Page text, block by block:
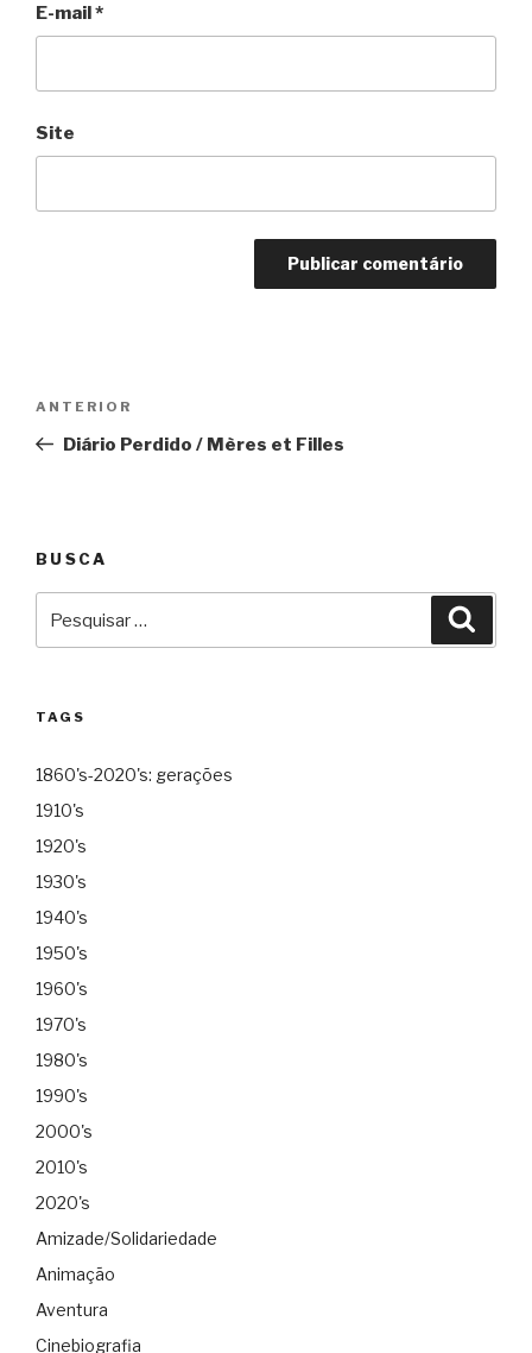
E-mail*
Site
Post
Anterior
ANTERIOR
Diário Perdido / Mères et Filles
BUSCA
por:
TAGS
1860's-2020's: gerações
1910's
1920's
1930's
1940's
1950's
1960's
1970's
1980's
1990's
2000's
2010's
2020's
Amizade/Solidariedade
Animação
Aventura
Cinebiografia